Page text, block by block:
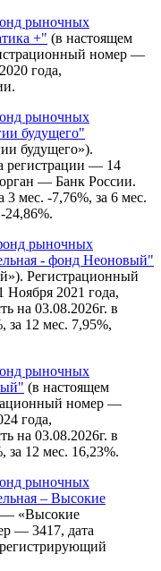
рыночных
+" (в настоящем
номер —
года,
рыночных
будущего"
будущего»).
регистрации — 14
— Банк России.
3 мес. -7,76%, за 6 мес.
24,86%.
рыночных
- фонд Неоновый"
Регистрационный
2021 года,
на 03.08.2026г. в
за 12 мес. 7,95%,
рыночных
(в настоящем
номер —
года,
на 03.08.2026г. в
за 12 мес. 16,23%.
рыночных
– Высокие
— «Высокие
— 3417, дата